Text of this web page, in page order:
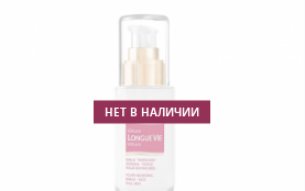
НЕТ В НАЛИЧИИ